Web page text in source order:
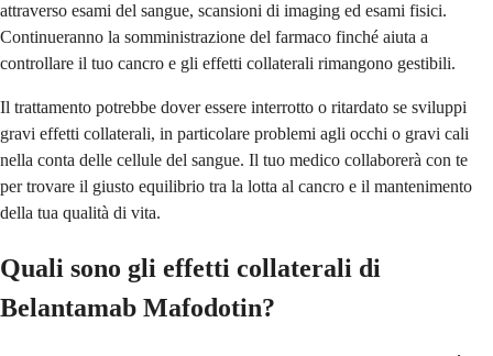
attraverso esami del sangue, scansioni di imaging ed esami fisici.
Continueranno la somministrazione del farmaco finché aiuta a
controllare il tuo cancro e gli effetti collaterali rimangono gestibili.
Il trattamento potrebbe dover essere interrotto o ritardato se sviluppi
gravi effetti collaterali, in particolare problemi agli occhi o gravi cali
nella conta delle cellule del sangue. Il tuo medico collaborerà con te
per trovare il giusto equilibrio tra la lotta al cancro e il mantenimento
della tua qualità di vita.
Quali sono gli effetti collaterali di
Belantamab Mafodotin?